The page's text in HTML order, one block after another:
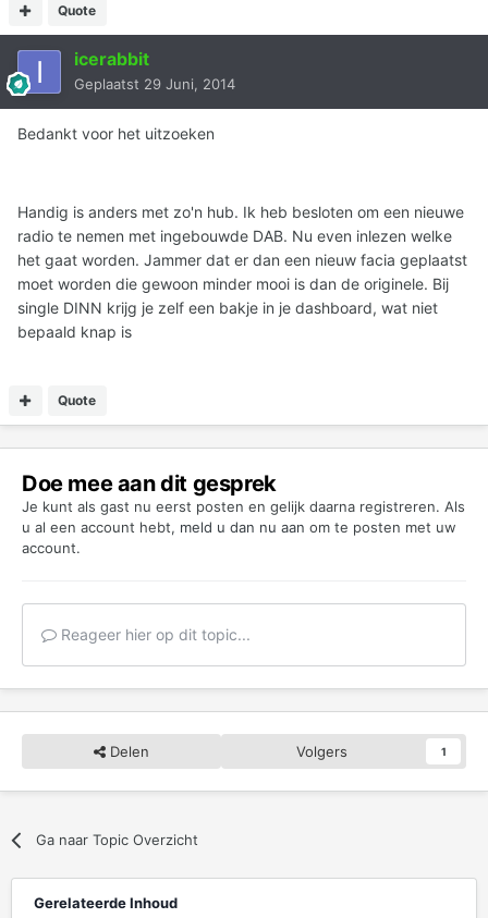
Quote
icerabbit
Geplaatst 29 Juni, 2014
Bedankt voor het uitzoeken
Handig is anders met zo'n hub. Ik heb besloten om een nieuwe
radio te nemen met ingebouwde DAB. Nu even inlezen welke
het gaat worden. Jammer dat er dan een nieuw facia geplaatst
moet worden die gewoon minder mooi is dan de originele. Bij
single DINN krijg je zelf een bakje in je dashboard, wat niet
bepaald knap is
Quote
Doe mee aan dit gesprek
Je kunt als gast nu eerst posten en gelijk daarna registreren. Als
u al een account hebt, meld u dan nu aan om te posten met uw
account.
Reageer hier op dit topic...
Delen Volgers 1
Ga naar Topic Overzicht
Gerelateerde Inhoud